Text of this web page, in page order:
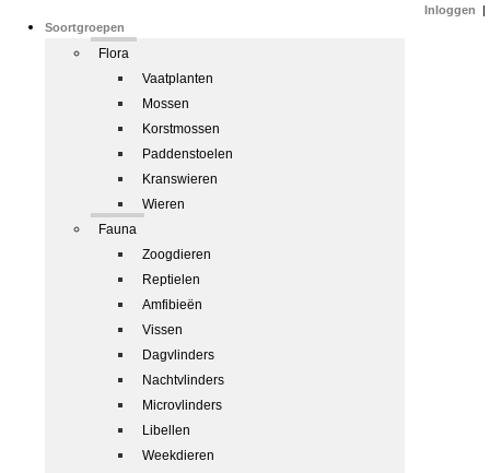
Soortgroepen
Flora
Vaatplanten
Mossen
Korstmossen
Paddenstoelen
Kranswieren
Wieren
Fauna
Zoogdieren
Reptielen
Amfibieën
Vissen
Dagvlinders
Nachtvlinders
Microvlinders
Libellen
Weekdieren
Inloggen |